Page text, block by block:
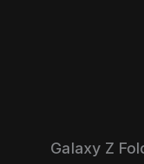
Galaxy Z